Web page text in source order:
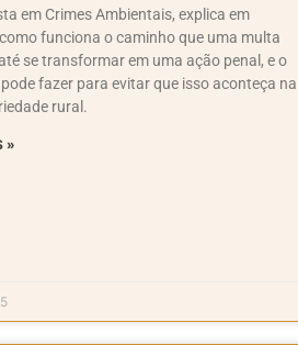
em Crimes Ambientais, explica em
funciona o caminho que uma multa
se transformar em uma ação penal, e o
fazer para evitar que isso aconteça na
rural.
»